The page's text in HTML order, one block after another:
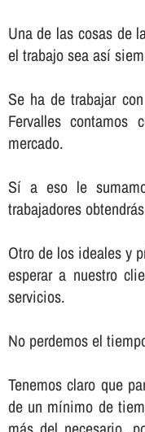
Una de las cosas de
el trabajo sea así­
Se ha de trabajar
Fervalles contamos
mercado.
Sí­ a eso le
trabajadores
Otro de los ideales y
esperar a nuestro
servicios.
No perdemos el
Tenemos claro que
de un mí­nimo de